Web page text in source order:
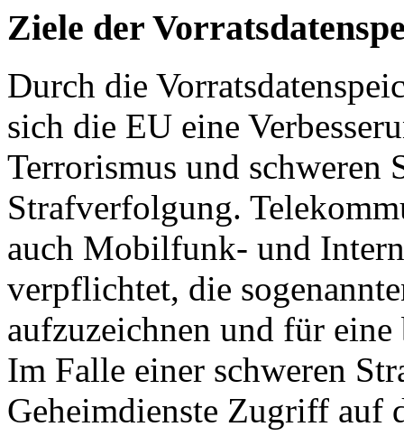
Ziele der
Durch die
sich die EU eine
Terrorismus und schweren
Strafverfolgung.
auch Mobilfunk- und
verpflichtet, die
aufzuzeichnen und für
Im Falle einer schweren
Geheimdienste Zugriff auf